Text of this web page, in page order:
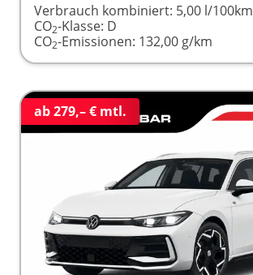
Verbrauch kombiniert: 5,00 l/100km
CO2-Klasse: D
CO2-Emissionen: 132,00 g/km
ab 279,– € mtl.